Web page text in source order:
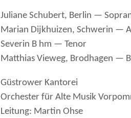
Juliane Schubert, Berlin —
Marian Dijkhuizen, Schwerin —
Severin B hm — Tenor
Matthias Vieweg, Brodhagen —
Güstrower Kantorei
Orchester für Alte Musik
Leitung: Martin Ohse